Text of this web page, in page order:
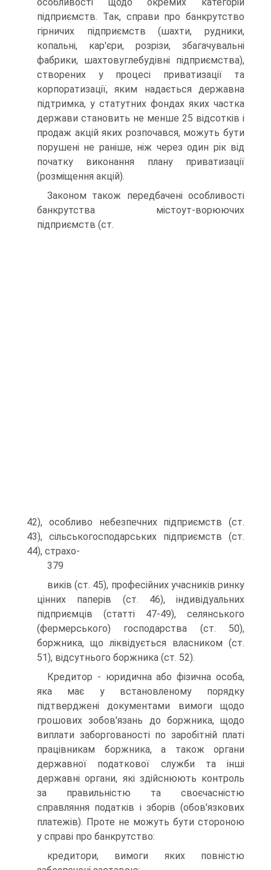
підприємств. Так, справи про банкрутство
гірничих підприємств (шахти, рудники,
копальні, кар'єри, розрізи, збагачувальні
фабрики, шахтовуглебудівні підприємства),
створених у процесі приватизації та
корпоратизації, яким надається державна
підтримка, у статутних фондах яких частка
держави становить не менше 25 відсотків і
продаж акцій яких розпочався, можуть бути
порушені не раніше, ніж через один рік від
початку виконання плану приватизації
(розміщення акцій).
Законом також передбачені особливості
банкрутства містоут-ворюючих
підприємств (ст.
42), особливо небезпечних підприємств (ст.
43), сільськогосподарських підприємств (ст.
44), страхо-
379
виків (ст. 45), професійних учасників ринку
цінних паперів (ст. 46), індивідуальних
підприємців (статті 47-49), селянського
(фермерського) господарства (ст. 50),
боржника, що ліквідується власником (ст.
51), відсутнього боржника (ст. 52).
Кредитор - юридична або фізична особа,
яка має у встановленому порядку
підтверджені документами вимоги щодо
грошових зобов'язань до боржника, щодо
виплати заборгованості по заробітній платі
працівникам боржника, а також органи
державної податкової служби та інші
державні органи, які здійснюють контроль
за правильністю та своєчасністю
справляння податків і зборів (обов'язкових
платежів). Проте не можуть бути стороною
у справі про банкрутство:
кредитори, вимоги яких повністю